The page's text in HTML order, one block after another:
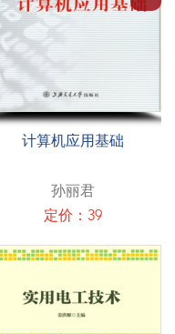
计算机应用基础
孙丽君
定价：39